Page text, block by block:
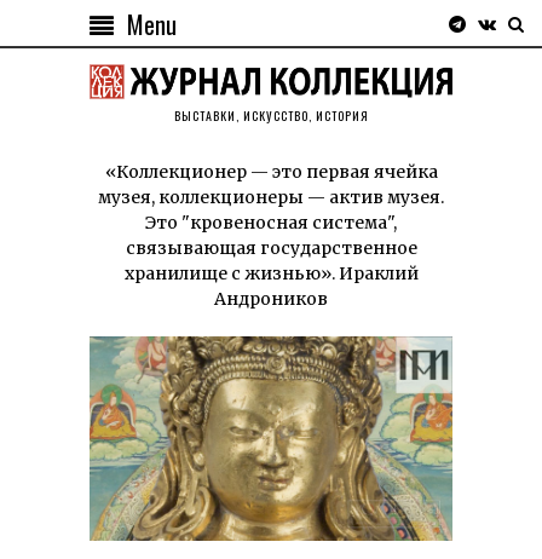
Menu
ВЫСТАВКИ, ИСКУССТВО, ИСТОРИЯ
«Коллекционер — это первая ячейка
музея, коллекционеры — актив музея.
Это "кровеносная система",
связывающая государственное
хранилище с жизнью». Ираклий
Андроников